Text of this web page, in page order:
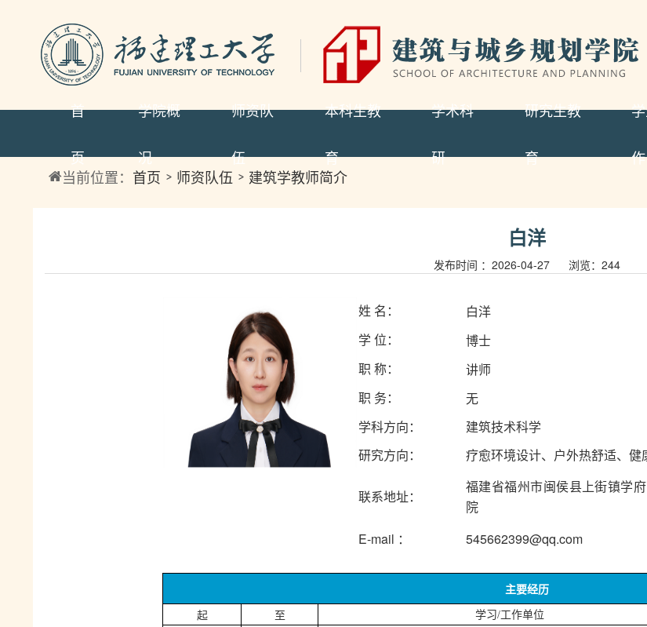
首
页
学院概
况
师资队
伍
本科生教
育
学术科
研
研究生教
育 作
当前位置： 首页 师资队伍 建筑学教师简介
白洋
发布时间 ：2026-04-27 浏览： 244
姓 名： 白洋
学 位： 博士
职 称： 讲师
职 务：
无
学科方向：
建筑技术科学
研究方向：
疗愈环境设计、户外热舒适、健
联系地址：
福建省福州市闽侯县上街镇学
院
E-mail ： 545662399@qq.com
主要经历
起
至 学习/工作单位